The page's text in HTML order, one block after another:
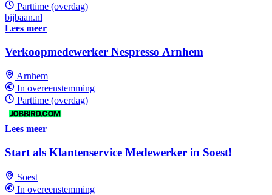
Parttime (overdag)
bijbaan.nl
Lees meer
Verkoopmedewerker Nespresso Arnhem
Arnhem
In overeenstemming
Parttime (overdag)
Lees meer
Start als Klantenservice Medewerker in Soest!
Soest
In overeenstemming